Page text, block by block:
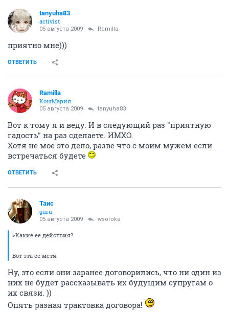
tanyuha83
activist
05 августа 2009 Ramilla
приятно мне)))
ОТВЕТИТЬ
Ramilla
КошМария
05 августа 2009 tanyuha83
Вот к тому я и веду. И в следующий раз "приятную
гадость" на раз сделаете. ИМХО.
Хотя не мое это дело, разве что с моим мужем если
встречаться будете
ОТВЕТИТЬ
Таис
guru
05 августа 2009 wsoroka
>Какие ее действия?
Вот эта её мстя.
Ну, это если они заранее договорились, что ни один из
них не будет рассказывать их будущим супругам о
их связи. ))
Опять разная трактовка договора!